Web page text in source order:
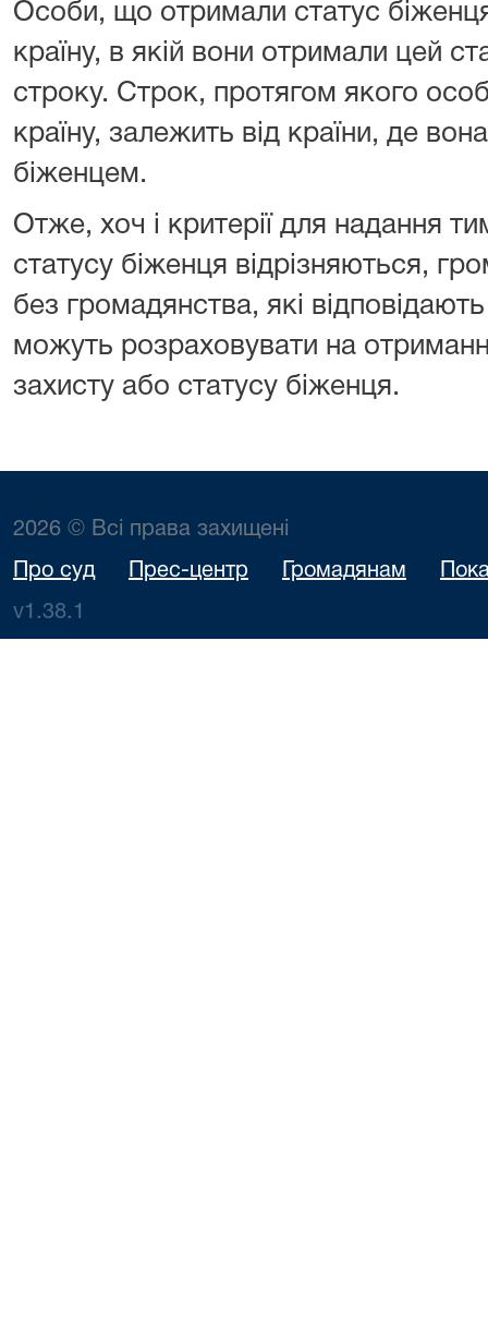
Особи, що отримали статус
країну, в якій вони отримали цей
строку. Строк, протягом якого
країну, залежить від країни, де
біженцем.
Отже, хоч і критерії для надання
статусу біженця відрізняються,
без громадянства, які
можуть розраховувати на
захисту або статусу біженця.
2026 © Всі права захищені
Про суд Прес-центр Громадянам
v1.38.1